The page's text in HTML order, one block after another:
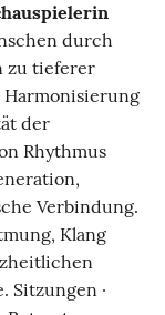
durch
zu tieferer
der
Rhythmus
Verbindung.
Klang
Sitzungen ·